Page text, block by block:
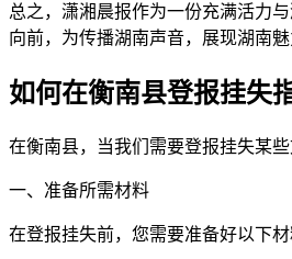
总之，潇湘晨报作为一份充满活力
向前，为传播湖南声音，展现湖南
如何在衡南县登报挂失
在衡南县，当我们需要登报挂失某
一、准备所需材料
在登报挂失前，您需要准备好以下材